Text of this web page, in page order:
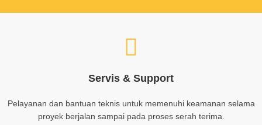
Servis & Support
Pelayanan dan bantuan teknis untuk memenuhi keamanan selama
proyek berjalan sampai pada proses serah terima.